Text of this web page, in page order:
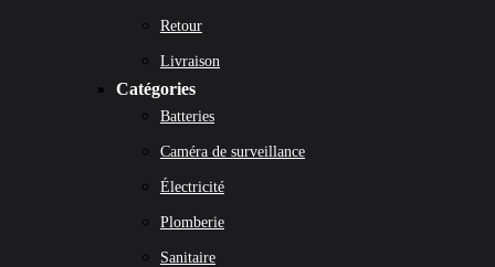
Retour
Livraison
Catégories
Batteries
Caméra de surveillance
Électricité
Plomberie
Sanitaire